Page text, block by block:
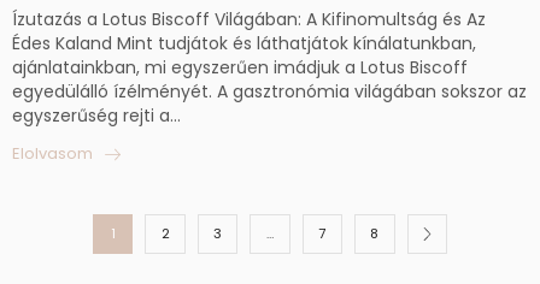
Ízutazás a Lotus Biscoff Világában: A Kifinomultság és Az
Édes Kaland Mint tudjátok és láthatjátok kínálatunkban,
ajánlatainkban, mi egyszerűen imádjuk a Lotus Biscoff
egyedülálló ízélményét. A gasztronómia világában sokszor az
egyszerűség rejti a...
Elolvasom
1 2 3 … 7 8